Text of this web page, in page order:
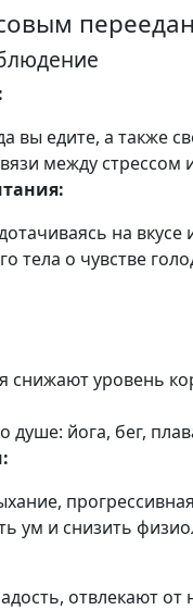
вы едите, а также
между
на вкусе
тела о чувстве
снижают уровень
душе: йога, бег,
ум и снизить
отвлекают